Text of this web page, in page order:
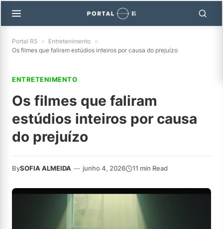
Portal R5 » Entretenimento »
Os filmes que faliram estúdios inteiros por causa do prejuízo
ENTRETENIMENTO
Os filmes que faliram
estúdios inteiros por causa
do prejuízo
BySOFIA ALMEIDA — junho 4, 2026 11 min Read